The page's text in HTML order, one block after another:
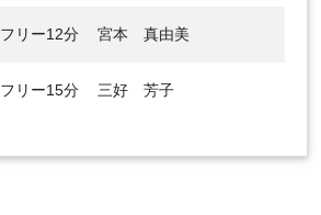
フリー12分 宮本 真由美
フリー15分 三好 芳子